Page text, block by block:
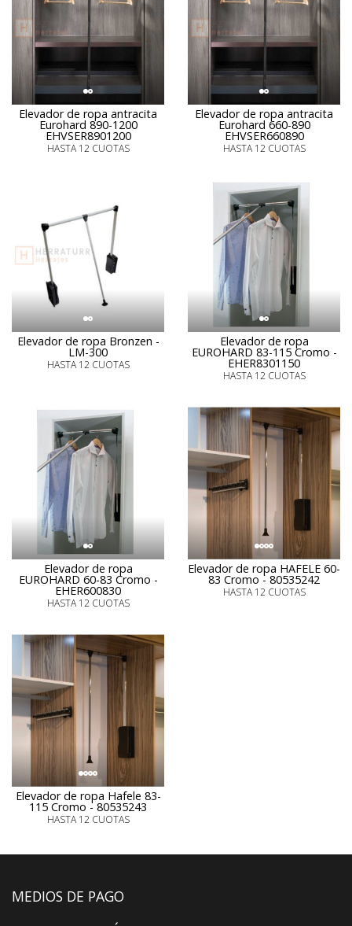
Elevador de ropa antracita
Eurohard 890-1200
EHVSER8901200
HASTA 12 CUOTAS
Elevador de ropa antracita
Eurohard 660-890
EHVSER660890
HASTA 12 CUOTAS
Elevador de ropa Bronzen -
LM-300
HASTA 12 CUOTAS
Elevador de ropa
EUROHARD 83-115 Cromo -
EHER8301150
HASTA 12 CUOTAS
Elevador de ropa
EUROHARD 60-83 Cromo -
EHER600830
HASTA 12 CUOTAS
Elevador de ropa HAFELE 60-
83 Cromo - 80535242
HASTA 12 CUOTAS
Elevador de ropa Hafele 83-
115 Cromo - 80535243
HASTA 12 CUOTAS
MEDIOS DE PAGO